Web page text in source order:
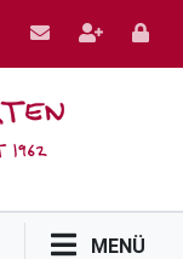
MENÜ